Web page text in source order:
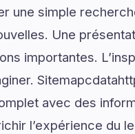
une simple
Une
importantes.
avec des
l’expérience du